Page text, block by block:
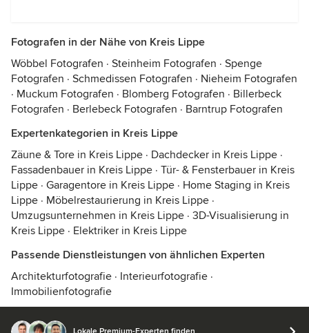
Fotografen in der Nähe von Kreis Lippe
Wöbbel Fotografen · Steinheim Fotografen · Spenge
Fotografen · Schmedissen Fotografen · Nieheim Fotografen
· Muckum Fotografen · Blomberg Fotografen · Billerbeck
Fotografen · Berlebeck Fotografen · Barntrup Fotografen
Expertenkategorien in Kreis Lippe
Zäune & Tore in Kreis Lippe · Dachdecker in Kreis Lippe ·
Fassadenbauer in Kreis Lippe · Tür- & Fensterbauer in Kreis
Lippe · Garagentore in Kreis Lippe · Home Staging in Kreis
Lippe · Möbelrestaurierung in Kreis Lippe ·
Umzugsunternehmen in Kreis Lippe · 3D-Visualisierung in
Kreis Lippe · Elektriker in Kreis Lippe
Passende Dienstleistungen von ähnlichen Experten
Architekturfotografie · Interieurfotografie ·
Immobilienfotografie